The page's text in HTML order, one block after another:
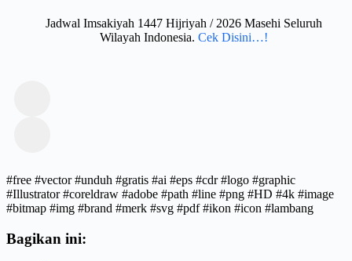
Jadwal Imsakiyah 1447 Hijriyah / 2026 Masehi Seluruh
Wilayah Indonesia. Cek Disini…!
#free #vector #unduh #gratis #ai #eps #cdr #logo #graphic
#Illustrator #coreldraw #adobe #path #line #png #HD #4k #image
#bitmap #img #brand #merk #svg #pdf #ikon #icon #lambang
Bagikan ini: